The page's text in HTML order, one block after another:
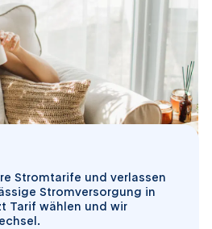
Stromtarife und verlassen
Stromversorgung in
Tarif wählen und wir